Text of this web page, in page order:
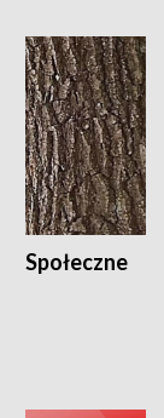
Społeczne